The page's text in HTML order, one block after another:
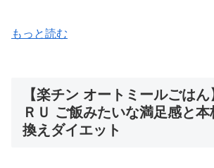
もっと読む
【楽チン オートミールごはん
ＲＵ ご飯みたいな満足感と本
換えダイエット